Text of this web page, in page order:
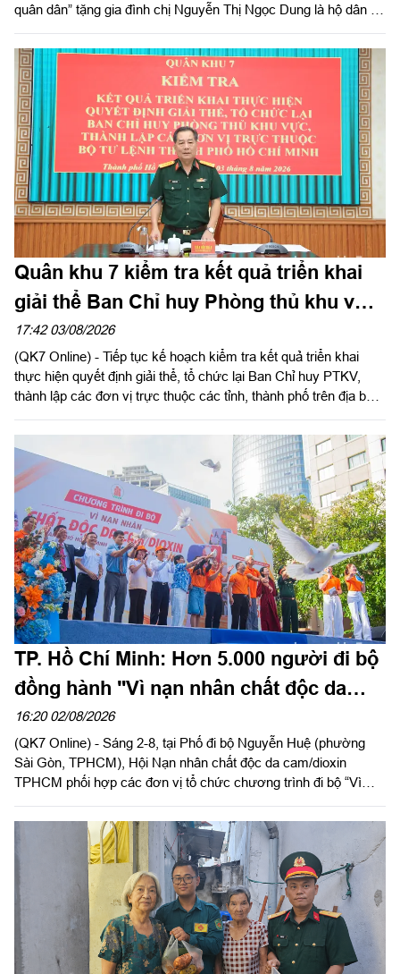
quân dân” tặng gia đình chị Nguyễn Thị Ngọc Dung là hộ dân có
Đảo, Thành phố Hồ Chí Minh. Đại tá Phạm Ngọc Sơn, Chính
ủy Cục Hậu cần - Kỹ thuật Quân khu đến dự và phát biểu chúc
mừng.
Quân khu 7 kiểm tra kết quả triển khai
giải thể Ban Chỉ huy Phòng thủ khu vực
tại Bộ Tư lệnh TPHCM
17:42 03/08/2026
(QK7 Online) - Tiếp tục kế hoạch kiểm tra kết quả triển khai
thực hiện quyết định giải thể, tổ chức lại Ban Chỉ huy PTKV,
thành lập các đơn vị trực thuộc các tỉnh, thành phố trên địa bàn
Quân khu, Đại tá Trần Hữu Nhân, Phó Tham mưu trưởng Quân
khu và đoàn công tác tiến hành kiểm tra Bộ Tư lệnh Thành phố
Hồ Chí Minh. Thiếu tướng Phan Quốc Việt, Phó Tư lệnh, Tham
mưu trưởng Bộ Tư lệnh Thành phố và cơ quan Bộ Tư lệnh
Thành phố làm việc với đoàn.
TP. Hồ Chí Minh: Hơn 5.000 người đi bộ
đồng hành "Vì nạn nhân chất độc da
cam"
16:20 02/08/2026
(QK7 Online) - Sáng 2-8, tại Phố đi bộ Nguyễn Huệ (phường
Sài Gòn, TPHCM), Hội Nạn nhân chất độc da cam/dioxin
TPHCM phối hợp các đơn vị tổ chức chương trình đi bộ “Vì
năm Ngày Thảm họa da cam ở Việt Nam (10-8-1961 - 10-8-